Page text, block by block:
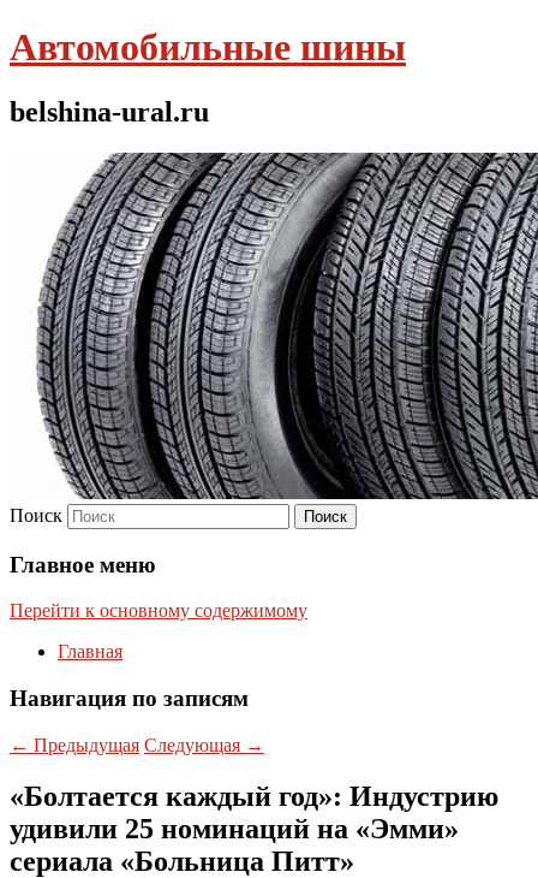
Автомобильные шины
belshina-ural.ru
Поиск
Главное меню
Перейти к основному содержимому
Главная
Навигация по записям
← Предыдущая Следующая →
«Болтается каждый год»: Индустрию
удивили 25 номинаций на «Эмми»
сериала «Больница Питт»